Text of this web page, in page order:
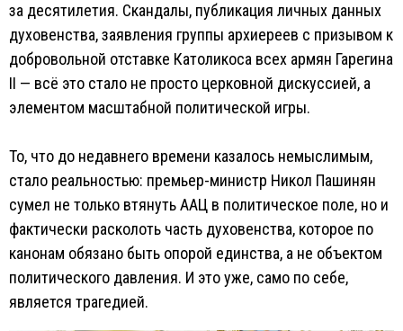
за десятилетия. Скандалы, публикация личных данных
духовенства, заявления группы архиереев с призывом к
добровольной отставке Католикоса всех армян Гарегина
II — всё это стало не просто церковной дискуссией, а
элементом масштабной политической игры.
То, что до недавнего времени казалось немыслимым,
стало реальностью: премьер-министр Никол Пашинян
сумел не только втянуть ААЦ в политическое поле, но и
фактически расколоть часть духовенства, которое по
канонам обязано быть опорой единства, а не объектом
политического давления. И это уже, само по себе,
является трагедией.